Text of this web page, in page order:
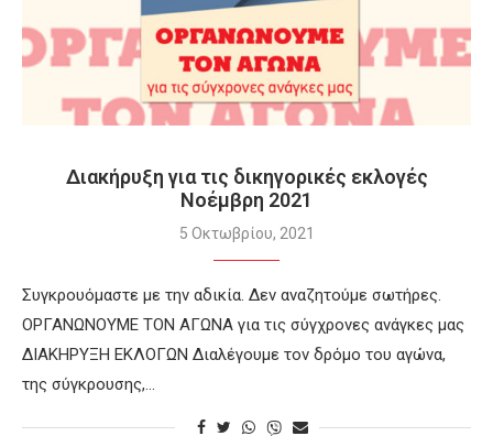
Διακήρυξη για τις δικηγορικές εκλογές
Νοέμβρη 2021
5 Οκτωβρίου, 2021
Συγκρουόμαστε με την αδικία. Δεν αναζητούμε σωτήρες.
ΟΡΓΑΝΩΝΟΥΜΕ ΤΟΝ ΑΓΩΝΑ για τις σύγχρονες ανάγκες μας
ΔΙΑΚΗΡΥΞΗ ΕΚΛΟΓΩΝ Διαλέγουμε τον δρόμο του αγώνα,
της σύγκρουσης,…